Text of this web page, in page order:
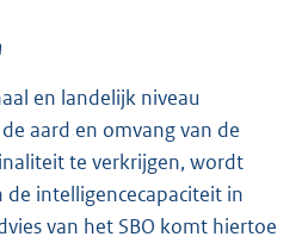
en landelijk niveau
aard en omvang van de
te verkrijgen, wordt
intelligencecapaciteit in
van het SBO komt hiertoe